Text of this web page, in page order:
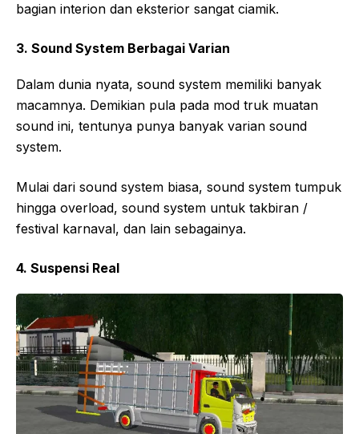
bagian interion dan eksterior sangat ciamik.
3. Sound System Berbagai Varian
Dalam dunia nyata, sound system memiliki banyak
macamnya. Demikian pula pada mod truk muatan
sound ini, tentunya punya banyak varian sound
system.
Mulai dari sound system biasa, sound system tumpuk
hingga overload, sound system untuk takbiran /
festival karnaval, dan lain sebagainya.
4. Suspensi Real